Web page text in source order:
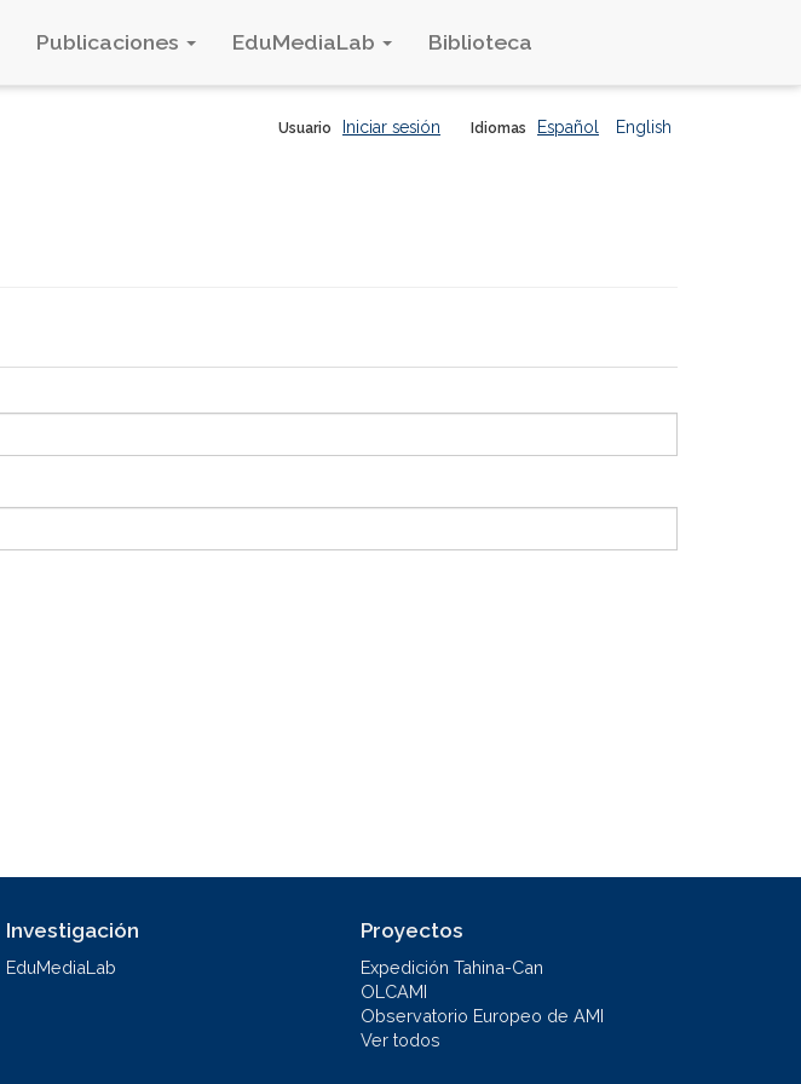
Publicaciones EduMediaLab Biblioteca
Idiomas Español English
Usuario Iniciar sesión
Investigación
EduMediaLab
Proyectos
Expedición Tahina-Can
OLCAMI
Observatorio Europeo de AMI
Ver todos